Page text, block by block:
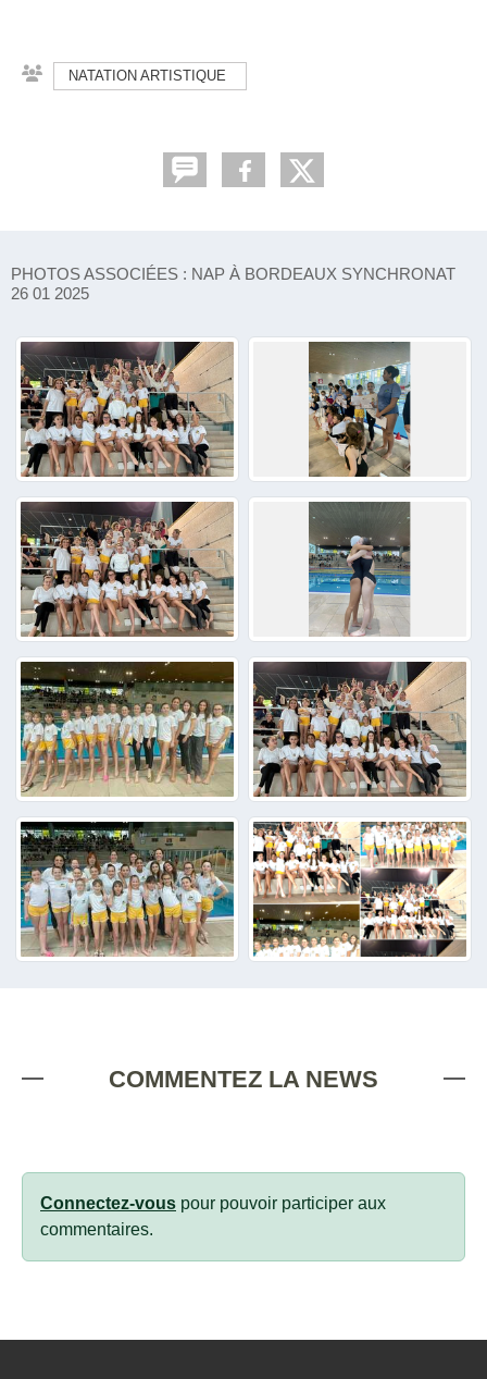
NATATION ARTISTIQUE
PHOTOS ASSOCIÉES : NAP À BORDEAUX SYNCHRONAT
26 01 2025
COMMENTEZ LA NEWS
Connectez-vous pour pouvoir participer aux
commentaires.